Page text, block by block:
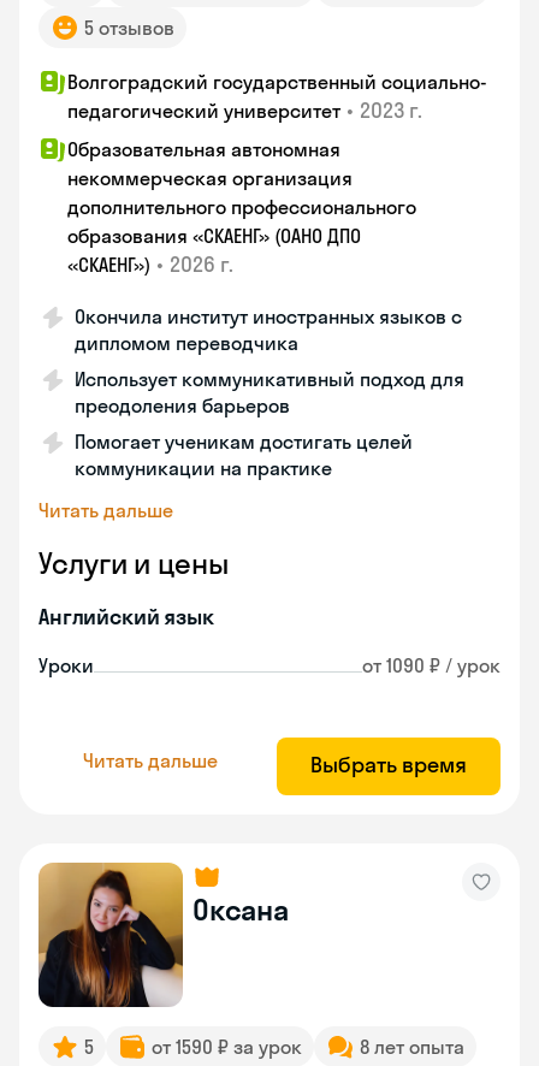
5 отзывов
Волгоградский государственный социально-
педагогический университет • 2023 г.
Образовательная автономная
некоммерческая организация
дополнительного профессионального
образования «СКАЕНГ» (ОАНО ДПО
«СКАЕНГ») • 2026 г.
Окончила институт иностранных языков с
дипломом переводчика
Использует коммуникативный подход для
преодоления барьеров
Помогает ученикам достигать целей
коммуникации на практике
Читать дальше
Услуги и цены
Английский язык
Уроки от 1090 ₽ / урок
Читать дальше Выбрать время
Оксана
5 от 1590 ₽ за урок 8 лет опыта